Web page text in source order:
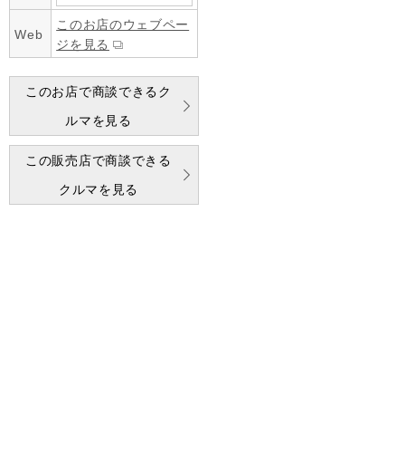
Web
このお店のウェブペー
ジを見る
このお店で商談できるク
ルマを見る
この販売店で商談できる
クルマを見る